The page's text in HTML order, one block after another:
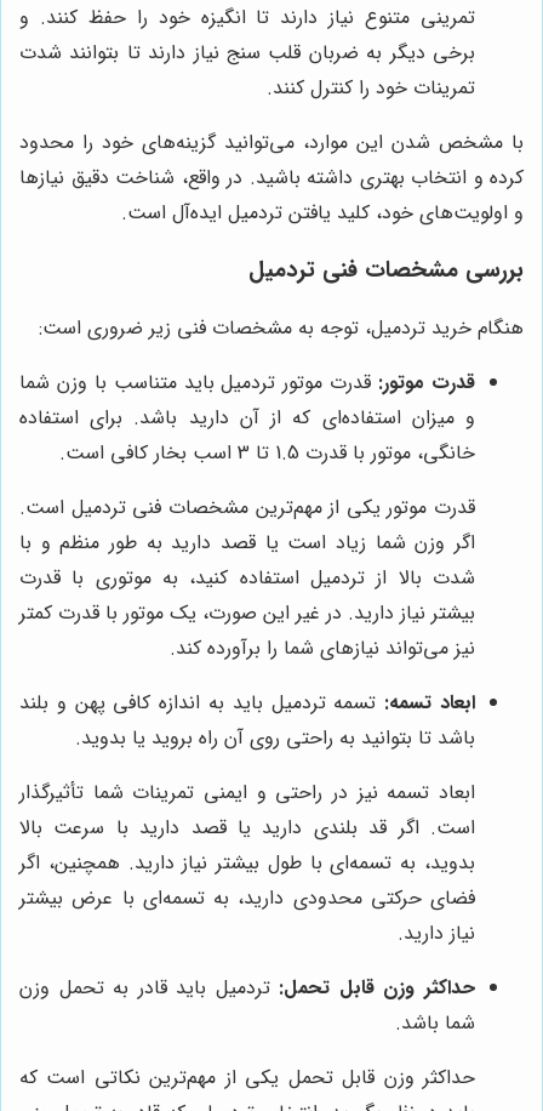
تمرینی متنوع نیاز دارند تا انگیزه خود را حفظ کنند. و
برخی دیگر به ضربان قلب سنج نیاز دارند تا بتوانند شدت
تمرینات خود را کنترل کنند.
با مشخص شدن این موارد، می‌توانید گزینه‌های خود را محدود
کرده و انتخاب بهتری داشته باشید. در واقع، شناخت دقیق نیازها
و اولویت‌های خود، کلید یافتن تردمیل ایده‌آل است.
بررسی مشخصات فنی تردمیل
هنگام خرید تردمیل، توجه به مشخصات فنی زیر ضروری است:
قدرت موتور: قدرت موتور تردمیل باید متناسب با وزن شما
و میزان استفاده‌ای که از آن دارید باشد. برای استفاده
خانگی، موتور با قدرت 1.5 تا 3 اسب بخار کافی است.
قدرت موتور یکی از مهم‌ترین مشخصات فنی تردمیل است.
اگر وزن شما زیاد است یا قصد دارید به طور منظم و با
شدت بالا از تردمیل استفاده کنید، به موتوری با قدرت
بیشتر نیاز دارید. در غیر این صورت، یک موتور با قدرت کمتر
نیز می‌تواند نیازهای شما را برآورده کند.
ابعاد تسمه: تسمه تردمیل باید به اندازه کافی پهن و بلند
باشد تا بتوانید به راحتی روی آن راه بروید یا بدوید.
ابعاد تسمه نیز در راحتی و ایمنی تمرینات شما تأثیرگذار
است. اگر قد بلندی دارید یا قصد دارید با سرعت بالا
بدوید، به تسمه‌ای با طول بیشتر نیاز دارید. همچنین، اگر
فضای حرکتی محدودی دارید، به تسمه‌ای با عرض بیشتر
نیاز دارید.
حداکثر وزن قابل تحمل: تردمیل باید قادر به تحمل وزن
شما باشد.
حداکثر وزن قابل تحمل یکی از مهم‌ترین نکاتی است که